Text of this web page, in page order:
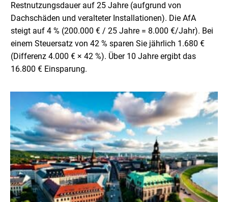
Restnutzungsdauer auf 25 Jahre (aufgrund von
Dachschäden und veralteter Installationen). Die AfA
steigt auf 4 % (200.000 € / 25 Jahre = 8.000 €/Jahr). Bei
einem Steuersatz von 42 % sparen Sie jährlich 1.680 €
(Differenz 4.000 € × 42 %). Über 10 Jahre ergibt das
16.800 € Einsparung.